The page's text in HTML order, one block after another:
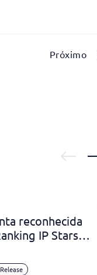
Próximo
reconhecida
IP Stars